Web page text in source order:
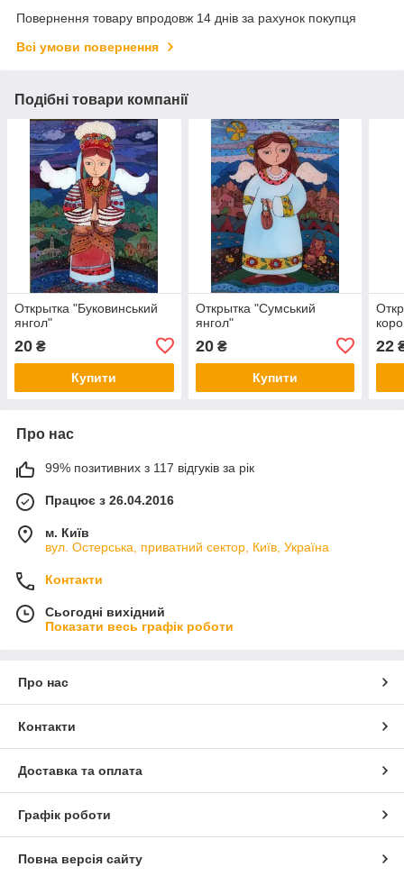
Повернення товару впродовж 14 днів за рахунок покупця
Всі умови повернення
Подібні товари компанії
Открытка "Буковинський
янгол"
20 ₴
Купити
Открытка "Сумський
янгол"
20₴
Купити
22
Про нас
99% позитивних з 117 відгуків за рік
Працює з 26.04.2016
м. Київ
вул. Остерська, приватний сектор, Київ, Україна
Контакти
Сьогодні вихідний
Показати весь графік роботи
Про нас
Контакти
Доставка та оплата
Графік роботи
Повна версія сайту